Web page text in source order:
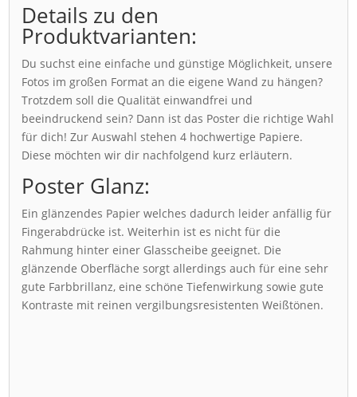
Details zu den
Produktvarianten:
Du suchst eine einfache und günstige Möglichkeit, unsere
Fotos im großen Format an die eigene Wand zu hängen?
Trotzdem soll die Qualität einwandfrei und
beeindruckend sein? Dann ist das Poster die richtige Wahl
für dich! Zur Auswahl stehen 4 hochwertige Papiere.
Diese möchten wir dir nachfolgend kurz erläutern.
Poster Glanz:
Ein glänzendes Papier welches dadurch leider anfällig für
Fingerabdrücke ist. Weiterhin ist es nicht für die
Rahmung hinter einer Glasscheibe geeignet. Die
glänzende Oberfläche sorgt allerdings auch für eine sehr
gute Farbbrillanz, eine schöne Tiefenwirkung sowie gute
Kontraste mit reinen vergilbungsresistenten Weißtönen.